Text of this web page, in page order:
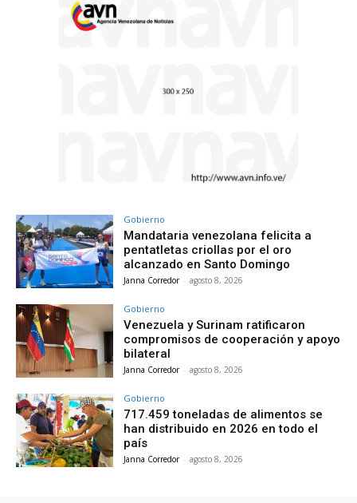
Gobierno
Mandataria venezolana felicita a
pentatletas criollas por el oro
alcanzado en Santo Domingo
Janna Corredor - agosto 8, 2026
Gobierno
Venezuela y Surinam ratificaron
compromisos de cooperación y apoyo
bilateral
Janna Corredor - agosto 8, 2026
Gobierno
717.459 toneladas de alimentos se
han distribuido en 2026 en todo el
país
Janna Corredor - agosto 8, 2026